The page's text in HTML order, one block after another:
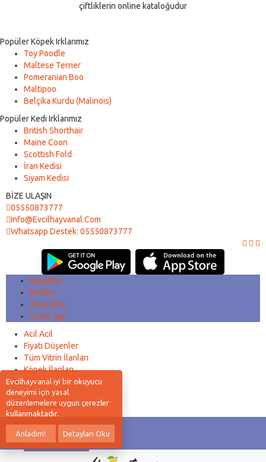
çiftliklerin online kataloğudur
Popüler Köpek Irklarımız
Toy Poodle
Maltese Terrier
Pomeranian Boo
Maltipoo
Belçika Kurdu (Malinois)
Popüler Kedi Irklarımız
British Shorthair
Maine Coon
Scottish Fold
İran Kedisi
Siyam Kedisi
BİZE ULAŞIN
05550873777
Info@evcilhayvanal.com
Whatsapp Destek: 05550873777
Köpekler
Kediler
İlan Ekle
Giriş Yap
Acil Acil
Fiyatı Düşenler
Tüm Vitrin İlanları
Köpek İlanları
Kedi İlanları
Eş Arayanlar
Kayıp İlanları
Giriş Yap
Kayıt Ol
Ücretsiz İlan Ver
Evcilhayvanal iyi bir okuyucu
deneyimi için yasal
düzenlemelere uygun çerezler
kullanmaktadır.
Anladım! Detayları Oku